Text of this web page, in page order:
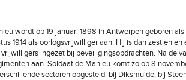
wordt op 19 januari 1898 in Antwerpen geboren
1914 als oorlogsvrijwilliger aan. Hij is dan zestien
ingezet bij beveiligingsopdrachten. Na de
aan. Soldaat de Mahieu komt zo op 8
sectoren opgesteld: bij Diksmuide, bij